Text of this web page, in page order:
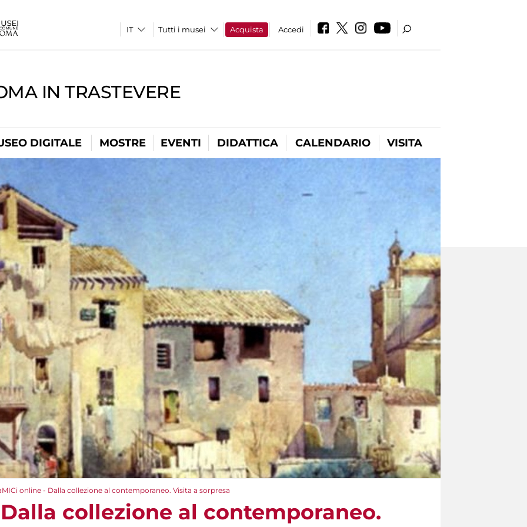
Tutti i musei Acquista Accedi
IN TRASTEVERE
DIGITALE MOSTRE EVENTI DIDATTICA CALENDARIO VISITA
online - Dalla collezione al contemporaneo. Visita a sorpresa
collezione al contemporaneo.